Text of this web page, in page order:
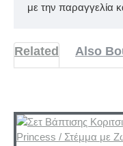
με την παραγγελία
Related Also